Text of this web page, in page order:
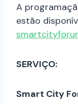
A
estão
SERVIÇO:
Smart City